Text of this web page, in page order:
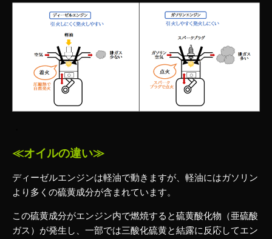
≪オイルの違い≫
ディーゼルエンジンは軽油で動きますが、軽油にはガソリン
より多くの硫黄成分が含まれています。
この硫黄成分がエンジン内で燃焼すると硫黄酸化物（亜硫酸
ガス）が発生し、一部では三酸化硫黄と結露に反応してエン